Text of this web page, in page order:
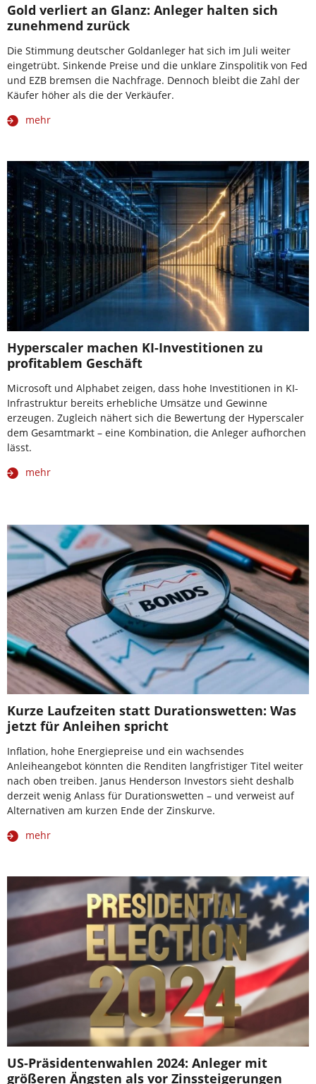
Gold verliert an Glanz: Anleger halten sich
zunehmend zurück
Die Stimmung deutscher Goldanleger hat sich im Juli weiter
eingetrübt. Sinkende Preise und die unklare Zinspolitik von Fed
und EZB bremsen die Nachfrage. Dennoch bleibt die Zahl der
Käufer höher als die der Verkäufer.
mehr
Hyperscaler machen KI-Investitionen zu
profitablem Geschäft
Microsoft und Alphabet zeigen, dass hohe Investitionen in KI-
Infrastruktur bereits erhebliche Umsätze und Gewinne
erzeugen. Zugleich nähert sich die Bewertung der Hyperscaler
dem Gesamtmarkt – eine Kombination, die Anleger aufhorchen
lässt.
mehr
Kurze Laufzeiten statt Durationswetten: Was
jetzt für Anleihen spricht
Inflation, hohe Energiepreise und ein wachsendes
Anleiheangebot könnten die Renditen langfristiger Titel weiter
nach oben treiben. Janus Henderson Investors sieht deshalb
derzeit wenig Anlass für Durationswetten – und verweist auf
Alternativen am kurzen Ende der Zinskurve.
mehr
US-Präsidentenwahlen 2024: Anleger mit
größeren Ängsten als vor Zinssteigerungen